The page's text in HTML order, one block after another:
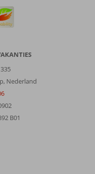
Nederland
B01